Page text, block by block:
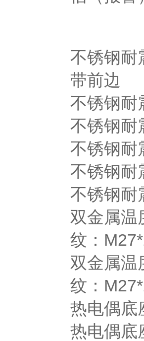
不锈钢耐
带前边
不锈钢耐
不锈钢耐
不锈钢耐
不锈钢耐
不锈钢耐
双金属温
纹：
双金属温
纹：
热电偶底
热电偶底